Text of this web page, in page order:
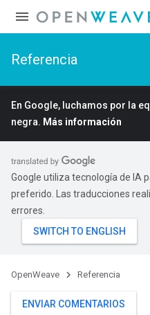
Referencia
En Google, luchamos por la
negra. Más información
Google utiliza tecnología de IA
preferido. Las traducciones
errores.
OpenWeave Referencia
ENVIAR COMENTARIOS